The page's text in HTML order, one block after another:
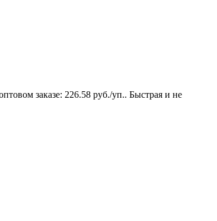
заказе: 226.58 руб./уп.. Быстрая и не